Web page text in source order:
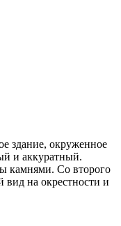
здание, окруженное
и аккуратный.
камнями. Со второго
вид на окрестности и